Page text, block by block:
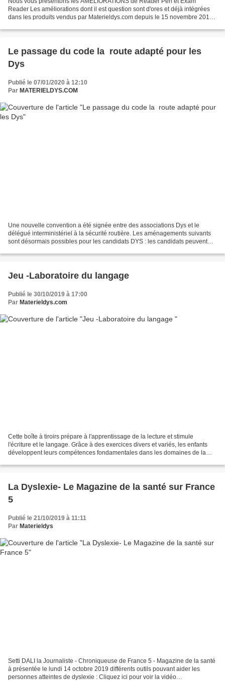
Reader Les améliorations dont il est question sont d'ores et déjà intégrées
dans les produits vendus par Materieldys.com depuis le 15 novembre 2019
Le passage du code la route adapté pour les
Dys
Publié le 07/01/2020 à 12:10
Par MATERIELDYS.COM
Une nouvelle convention a été signée entre des associations Dys et le
délégué interministériel à la sécurité routière. Les aménagements suivants
sont désormais possibles pour les candidats DYS : les candidats peuvent
Jeu -Laboratoire du langage
Publié le 30/10/2019 à 17:00
Par Materieldys.com
Cette boîte à tiroirs prépare à l'apprentissage de la lecture et stimule
l'écriture et le langage. Grâce à des exercices divers et variés, les enfants
développent leurs compétences fondamentales dans les domaines de la
La Dyslexie- Le Magazine de la santé sur France
5
Publié le 21/10/2019 à 11:11
Par Materieldys
Setti DALI la Journaliste - Chroniqueuse de France 5 - Magazine de la santé
à présentée le lundi 14 octobre 2019 différents outils pouvant aider les
personnes atteintes de dyslexie : Cliquez ici pour voir la vidéo